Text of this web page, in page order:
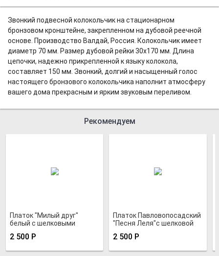
Звонкий подвесной колокольчик на стационарном
бронзовом кронштейне, закрепленном на дубовой реечной
основе. Производство Валдай, Россия. Колокольчик имеет
диаметр 70 мм. Размер дубовой рейки 30х170 мм. Длина
цепочки, надежно прикрепленной к языку колокола,
составляет 150 мм. Звонкий, долгий и насыщенный голос
настоящего бронзового колокольчика наполнит атмосферу
вашего дома прекрасным и ярким звуковым переливом.
Рекомендуем
Платок "Милый друг"
белый с шелковыми
2 500 Р
Платок Павловопосадский
"Песня Леля"с шелковой
2 500 Р